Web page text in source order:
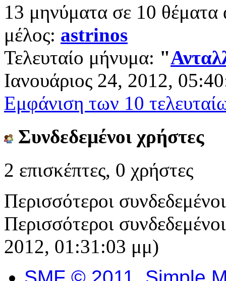
13 μηνύματα σε 10 θέματα
μέλος: astrinos
Τελευταίο μήνυμα: "
Ιανουάριος 24, 2012,
Εμφάνιση των 10
Συνδεδεμένοι χρήστες
2 επισκέπτες, 0 χρήστες
Περισσότεροι
Περισσότεροι
2012, 01:31:03 μμ)